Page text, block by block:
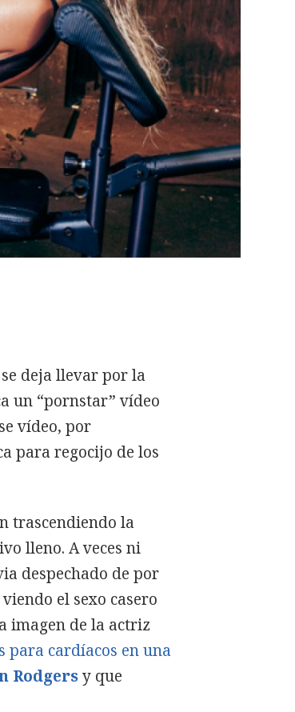
deja llevar por la
un “pornstar” vídeo
vídeo, por
para regocijo de los
trascendiendo la
lleno. A veces ni
despechado de por
el sexo casero
imagen de la actriz
para cardíacos en una
Rodgersy que